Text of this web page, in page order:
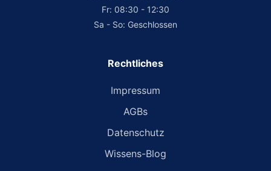
Fr: 08:30 - 12:30
Sa - So: Geschlossen
Rechtliches
Impressum
AGBs
Datenschutz
Wissens-Blog